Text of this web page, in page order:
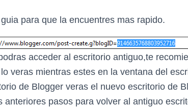
para que la encuentres mas rapido.
acceder al escritorio antiguo,te
veras mientras estes en la ventana del
de Blogger veras el nuevo escritorio de
anteriores pasos para volver al antiguo